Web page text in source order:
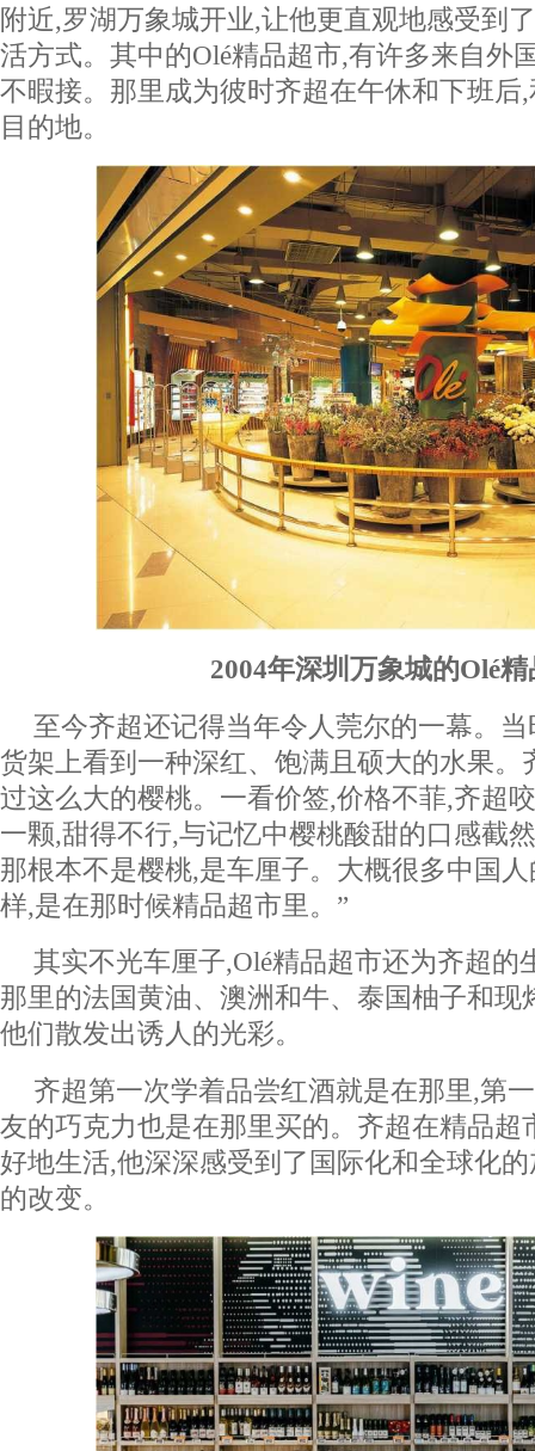
附近,罗湖万象城开业,让他更直观地感受到
活方式。其中的Olé精品超市,有许多来自外
不暇接。那里成为彼时齐超在午休和下班后
目的地。
2004年深圳万象城的Olé
至今齐超还记得当年令人莞尔的一幕。
货架上看到一种深红、饱满且硕大的水果。
过这么大的樱桃。一看价签,价格不菲,齐超
一颗,甜得不行,与记忆中樱桃酸甜的口感截
那根本不是樱桃,是车厘子。大概很多中国
样,是在那时候精品超市里。”
其实不光车厘子,Olé精品超市还为齐超的
那里的法国黄油、澳洲和牛、泰国柚子和
他们散发出诱人的光彩。
齐超第一次学着品尝红酒就是在那里,第
友的巧克力也是在那里买的。齐超在精品超
好地生活,他深深感受到了国际化和全球化
的改变。